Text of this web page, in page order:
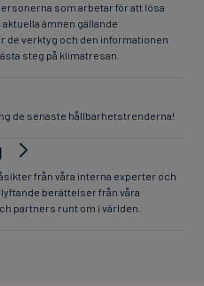
som arbetar för att lösa
ämnen gällande
de verktyg och den informationen
steg på klimatresan.
de senaste hållbarhetstrenderna!
från våra interna experter och
berättelser från våra
partners runt om i världen.